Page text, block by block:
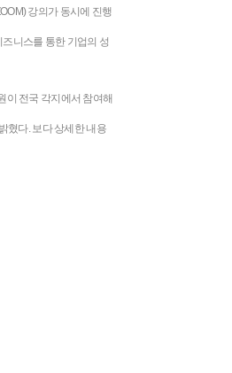
강의가 동시에 진행
니스를 통한 기업의 성
이 전국 각지에서 참여해
혔다. 보다 상세한 내용